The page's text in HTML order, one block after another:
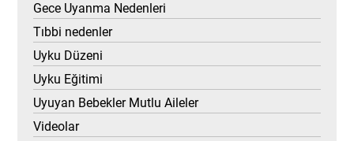
Gece Uyanma Nedenleri
Tıbbi nedenler
Uyku Düzeni
Uyku Eğitimi
Uyuyan Bebekler Mutlu Aileler
Videolar